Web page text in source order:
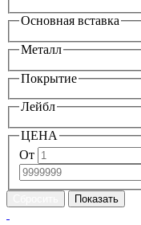
Основная вставка
Металл
Покрытие
Лейбл
ЦЕНА
От